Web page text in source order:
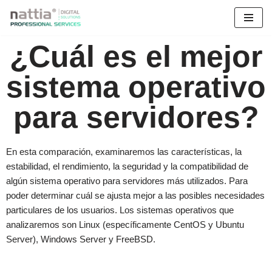
contenido
¿Cuál es el mejor
sistema operativo
para servidores?
En esta comparación, examinaremos las características, la
estabilidad, el rendimiento, la seguridad y la compatibilidad de
algún sistema operativo para servidores más utilizados. Para
poder determinar cuál se ajusta mejor a las posibles necesidades
particulares de los usuarios. Los sistemas operativos que
analizaremos son Linux (específicamente CentOS y Ubuntu
Server), Windows Server y FreeBSD.